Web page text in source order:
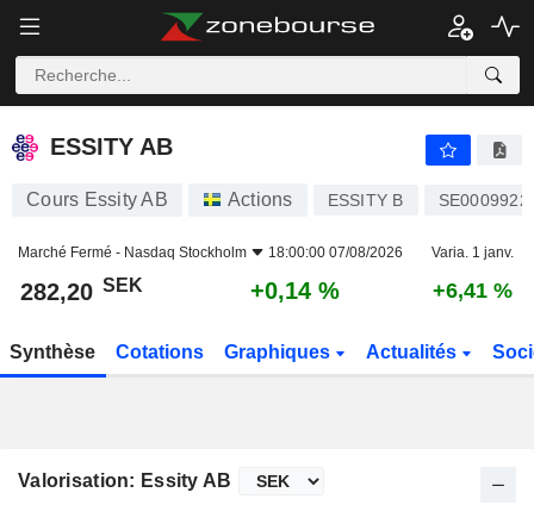
ESSITY AB
ESSITY AB
Cours Essity AB Actions ESSITY B
Marché Fermé - Nasdaq Stockholm 18:00:00 07/08/2026 Varia. 1 janv.
282,20 SEK +0,14 % +6,41 %
Synthèse Cotations Graphiques Actualités
Valorisation: Essity AB